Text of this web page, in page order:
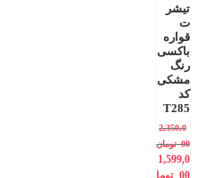
تیشر
ت
قواره
باکسی
رنگ
مشکی
کد
T285
2,350,0
00 تومان
1,599,0
00 توما